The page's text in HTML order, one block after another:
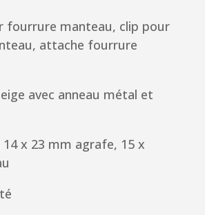
fourrure manteau, clip pour
attache fourrure
avec anneau métal et
14 x 23 mm agrafe, 15 x